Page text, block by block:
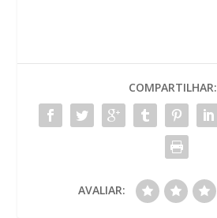
COMPARTILHAR:
AVALIAR: